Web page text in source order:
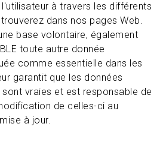
à travers les différents
dans nos pages Web.
base volontaire, également
toute autre donnée
comme essentielle dans les
garantit que les données
vraies et est responsable de
de celles-ci au
à jour.